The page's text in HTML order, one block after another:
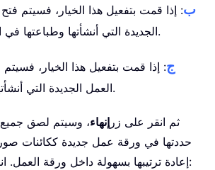
ب: إذا قمت بتفعيل هذا الخيار، فسيتم
الجديدة التي أنشأتها وطباعتها في الوقت نفسه.
ج: إذا قمت بتفعيل هذا الخيار،
العمل الجديدة التي أنشأتها، ثم حذفها.
5. ثم انقر على زر إنهاء، وسيتم لصق جميع
حددتها في ورقة عمل جديدة ككائنات
إعادة ترتيبها بسهولة داخل ورقة العمل. انظر لقطة الشاشة: